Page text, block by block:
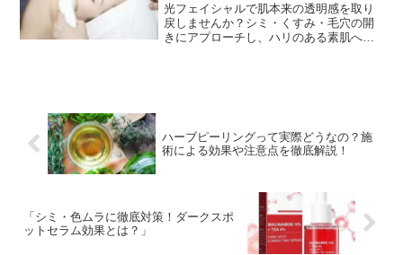
光フェイシャルで肌本来の透明感を取り
戻しませんか？シミ・くすみ・毛穴の開
きにアプローチし、ハリのある素肌へ導
ハーブピーリングって実際どうなの？施
術による効果や注意点を徹底解説！
「シミ・色ムラに徹底対策！ダークスポ
ットセラム効果とは？」